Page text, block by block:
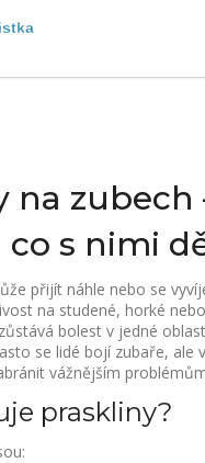
na zubech
co s nimi
přijít náhle nebo se
na studené, horké
bolest v jedné
se lidé bojí zubaře, ale
vážnějším
praskliny?